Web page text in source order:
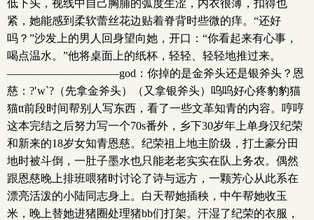
低下头，视线中自己胸脯的弧度生涩，内衣很薄，扣得也
紧，她能感到柔软蕾丝花边贴着脊背时些微的痒。“还好
吗？”沙发上的男人回身望向她，开口：“你看起来有心事，
喝点温水。”他将桌面上的纸杯，轻轻、轻轻地推过来。
——————————god：你掉的是金斧头还是银斧头？恩
慈：?′w`?（先拿金斧头）（又拿银斧头）呜呜好心疼豹豹猫
猫tt前段时间帮别人写东西，看了一些文革知青的内容。哼哼
这本完结之后努力写一个70s番外，乡下30岁年上单身汉纪荣
和新来的18岁女知青恩慈。纪荣祖上地主阶级，打土豪分田
地时被斗倒，一肚子墨水也只能老老实实在队上务农。偶然
跟恩慈晚上排班喂猪时讨论了诗与远方，一颗芳心从此系在
漂亮活泼的小陆同志身上。白天帮她插秧，中午帮她收玉
米，晚上替她进猪圈处理猪bb们打架。汗湿了纪荣的衣服，